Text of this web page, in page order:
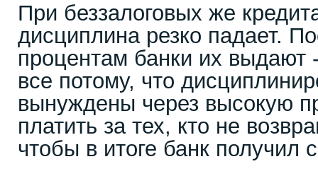
При беззалоговых же
дисциплина резко падает.
процентам банки их выдают
все потому, что
вынуждены через высокую
платить за тех, кто не
чтобы в итоге банк получил